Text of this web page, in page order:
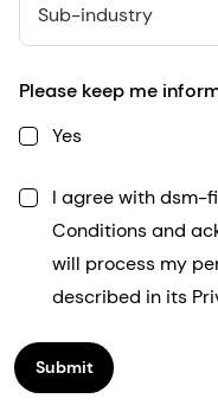
Sub-industry
Please keep me
Yes
I agree with dsm-
Conditions and
will process my
described in its
Submit